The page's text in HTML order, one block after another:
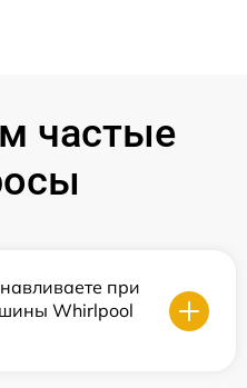
частые
при
Whirlpool